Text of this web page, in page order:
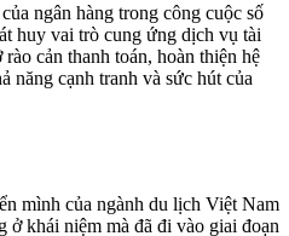
ngân hàng trong công cuộc số
huy vai trò cung ứng dịch vụ tài
cản thanh toán, hoàn thiện hệ
năng cạnh tranh và sức hút của
mình của ngành du lịch Việt Nam
ở khái niệm mà đã đi vào giai đoạn